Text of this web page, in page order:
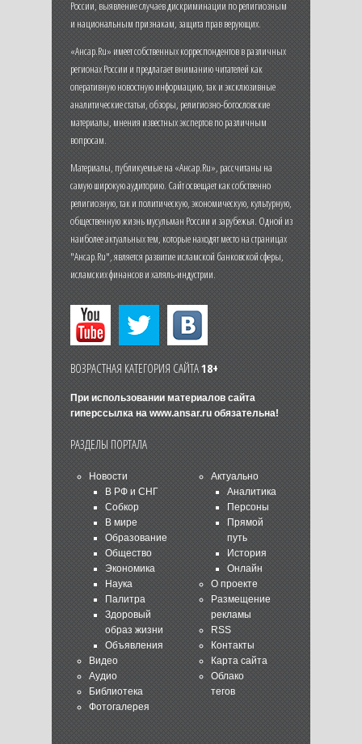
России, выявление случаев дискриминации по религиозным
и национальным признакам, защита прав верующих.
«Ансар.Ru» имеет собственных корреспондентов в различных
регионах России и предлагает вниманию читателей как
оперативную новостную информацию, так и эксклюзивные
аналитические статьи, обзоры, религиозно-богословские
материалы, мнения известных экспертов по различным
вопросам.
Материалы, публикуемые на «Ансар.Ru», рассчитаны на
самую широкую аудиторию. Сайт освещает как собственно
религиозную, так и политическую, экономическую, культурную,
общественную жизнь мусульман России и зарубежья. Одной из
наиболее актуальных тем, которые находят место на страницах
"Ансар.Ru", является развитие исламской банковской сферы,
исламских финансов и халяль-индустрии.
ВОЗРАСТНАЯ КАТЕГОРИЯ САЙТА18+
При использовании материалов сайта
гиперссылка на www.ansar.ruобязательна!
РАЗДЕЛЫ ПОРТАЛА
Новости
В РФ и СНГ
Собкор
В мире
Образование
Общество
Экономика
Наука
Палитра
Здоровый
образ жизни
Объявления
Видео
Аудио
Библиотека
Фотогалерея
Актуально
Аналитика
Персоны
Прямой
путь
История
Онлайн
О проекте
Размещение
рекламы
RSS
Контакты
Карта сайта
Облако
тегов